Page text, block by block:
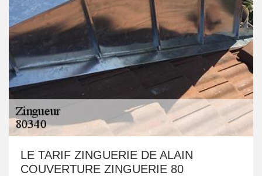
LE TARIF ZINGUERIE DE ALAIN
COUVERTURE ZINGUERIE 80